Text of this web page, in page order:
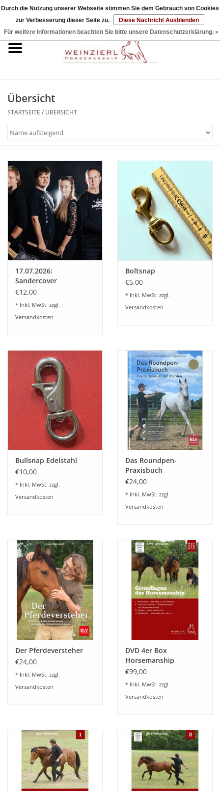
0 Artikel - €0,00
Startseite
Halfter & Seile
Sticks & Strings
Zubehör
Veranstaltungen
Übersicht
STARTSEITE / ÜBERSICHT
17.07.2026:
Sandercover
€12,00
* Inkl. MwSt. zzgl.
Versandkosten
Boltsnap
€5,00
* Inkl. MwSt. zzgl.
Versandkosten
Bullsnap Edelstahl
€10,00
* Inkl. MwSt. zzgl.
Versandkosten
Das Roundpen-
Praxisbuch
€24,00
* Inkl. MwSt. zzgl.
Versandkosten
Der Pferdeversteher
€24,00
* Inkl. MwSt. zzgl.
Versandkosten
DVD 4er Box
Horsemanship
€99,00
* Inkl. MwSt. zzgl.
Versandkosten
Durch die Nutzung unserer Webseite stimmen Sie dem Gebrauch von Cookies
zur Verbesserung dieser Seite zu.
Diese Nachricht Ausblenden
Für weitere Informationen beachten Sie bitte unsere Datenschutzerklärung. »